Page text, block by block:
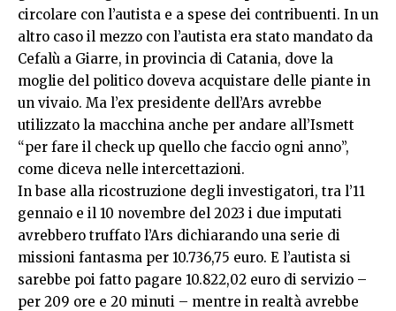
circolare con l’autista e a spese dei contribuenti. In un
altro caso il mezzo con l’autista era stato mandato da
Cefalù a Giarre, in provincia di Catania, dove la
moglie del politico doveva acquistare delle piante in
un vivaio. Ma l’ex presidente dell’Ars avrebbe
utilizzato la macchina anche per andare all’Ismett
“per fare il check up quello che faccio ogni anno”,
come diceva nelle intercettazioni.
In base alla ricostruzione degli investigatori, tra l’11
gennaio e il 10 novembre del 2023 i due imputati
avrebbero truffato l’Ars dichiarando una serie di
missioni fantasma per 10.736,75 euro. E l’autista si
sarebbe poi fatto pagare 10.822,02 euro di servizio –
per 209 ore e 20 minuti – mentre in realtà avrebbe